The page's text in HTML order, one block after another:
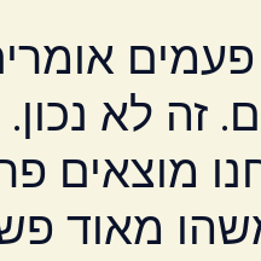
זה לא
מוצאים